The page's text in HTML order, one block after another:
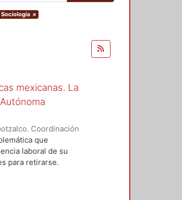
×
mexicanas. La
Coordinación
LORENAque
laboral de su
para retirarse.